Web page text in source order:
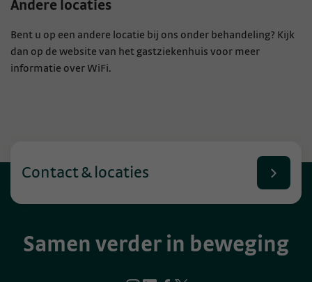
Andere locaties
Bent u op een andere locatie bij ons onder behandeling? Kijk
dan op de website van het gastziekenhuis voor meer
informatie over WiFi.
Samen verder in beweging
Contact & locaties